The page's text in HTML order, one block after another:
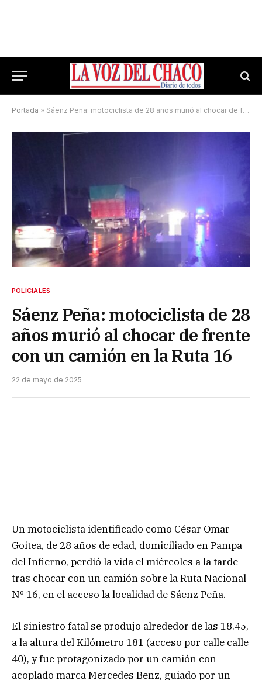
Portada » Sáenz Peña: motociclista de 28 años murió al chocar de frente con un camión en la Ruta 16
POLICIALES
Sáenz Peña: motociclista de 28
años murió al chocar de frente
con un camión en la Ruta 16
22 de mayo de 2025
Un motociclista identificado como César Omar
Goitea, de 28 años de edad, domiciliado en Pampa
del Infierno, perdió la vida el miércoles a la tarde
tras chocar con un camión sobre la Ruta Nacional
Nº 16, en el acceso la localidad de Sáenz Peña.
El siniestro fatal se produjo alrededor de las 18.45,
a la altura del Kilómetro 181 (acceso por calle calle
40), y fue protagonizado por un camión con
acoplado marca Mercedes Benz, guiado por un